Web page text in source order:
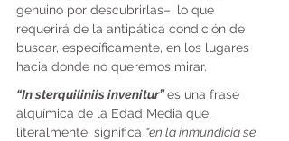
genuino por descubrirlas–, lo que
requerirá de la antipática condición de
buscar, específicamente, en los lugares
hacia donde no queremos mirar.
“In sterquiliniis invenitur” es una frase
alquímica de la Edad Media que,
literalmente, significa “en la inmundicia se